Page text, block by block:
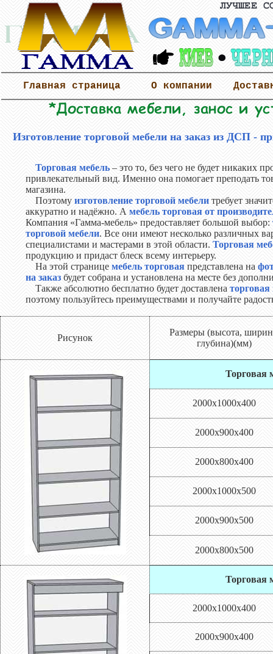
Главная страница О компании
Изготовление торговой мебели на заказ из ДСП -
Торговая мебель– это то, без чего не будет никаких
привлекательный вид. Именно она помогает преподать
магазина.
Поэтому изготовление торговой мебели требует
аккуратно и надёжно. А мебель торговая от
Компания «Гамма-мебель» предоставляет большой выбор:
торговой мебели. Все они имеют несколько различных
специалистами и мастерами в этой области. Торговая
продукцию и придаст блеск всему интерьеру.
На этой странице мебель торговая представлена на
на заказ будет собрана и установлена на месте без
Также абсолютно бесплатно будет доставлена
поэтому пользуйтесь преимуществами и получайте
Рисунок
Размеры (высота,
глубина)(мм)
Торговая
2000х1000х400
2000х900х400
2000х800х400
2000х1000х500
2000х900х500
2000х800х500
Торговая
2000х1000х400
2000х900х400